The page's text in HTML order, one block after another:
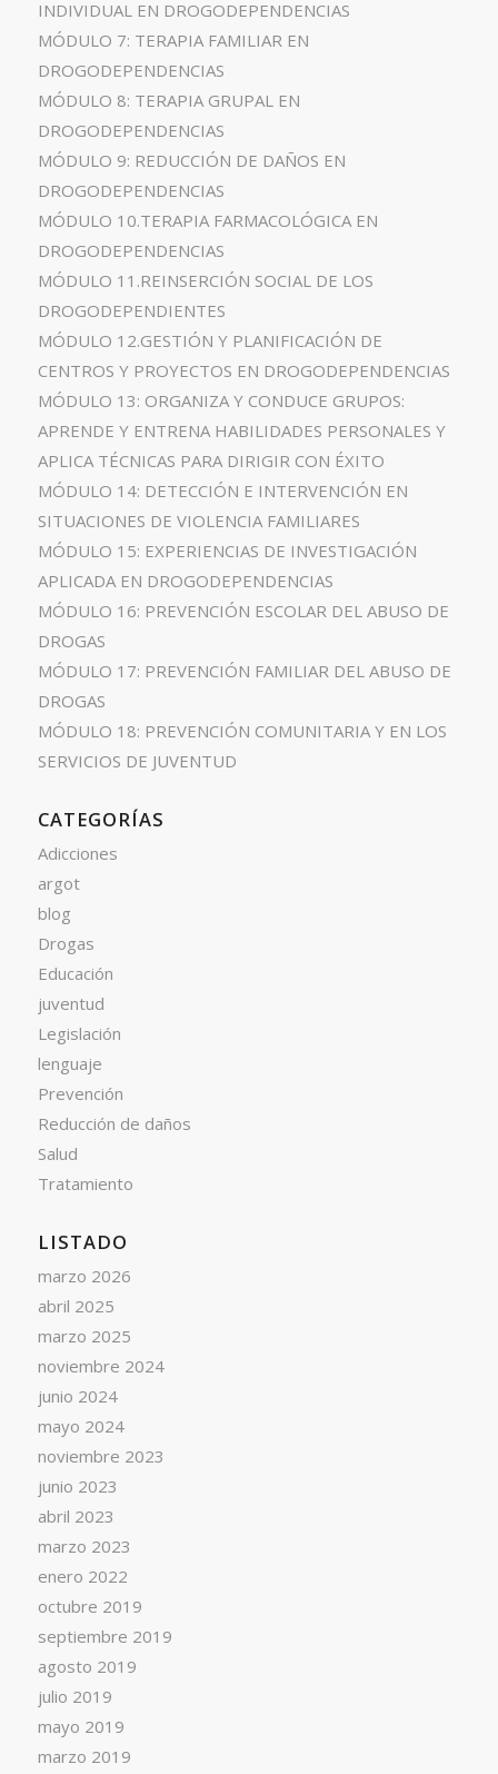
INDIVIDUAL EN DROGODEPENDENCIAS
MÓDULO 7: TERAPIA FAMILIAR EN
DROGODEPENDENCIAS
MÓDULO 8: TERAPIA GRUPAL EN
DROGODEPENDENCIAS
MÓDULO 9: REDUCCIÓN DE DAÑOS EN
DROGODEPENDENCIAS
MÓDULO 10.TERAPIA FARMACOLÓGICA EN
DROGODEPENDENCIAS
MÓDULO 11.REINSERCIÓN SOCIAL DE LOS
DROGODEPENDIENTES
MÓDULO 12.GESTIÓN Y PLANIFICACIÓN DE
CENTROS Y PROYECTOS EN DROGODEPENDENCIAS
MÓDULO 13: ORGANIZA Y CONDUCE GRUPOS:
APRENDE Y ENTRENA HABILIDADES PERSONALES Y
APLICA TÉCNICAS PARA DIRIGIR CON ÉXITO
MÓDULO 14: DETECCIÓN E INTERVENCIÓN EN
SITUACIONES DE VIOLENCIA FAMILIARES
MÓDULO 15: EXPERIENCIAS DE INVESTIGACIÓN
APLICADA EN DROGODEPENDENCIAS
MÓDULO 16: PREVENCIÓN ESCOLAR DEL ABUSO DE
DROGAS
MÓDULO 17: PREVENCIÓN FAMILIAR DEL ABUSO DE
DROGAS
MÓDULO 18: PREVENCIÓN COMUNITARIA Y EN LOS
SERVICIOS DE JUVENTUD
CATEGORÍAS
Adicciones
argot
blog
Drogas
Educación
juventud
Legislación
lenguaje
Prevención
Reducción de daños
Salud
Tratamiento
LISTADO
marzo 2026
abril 2025
marzo 2025
noviembre 2024
junio 2024
mayo 2024
noviembre 2023
junio 2023
abril 2023
marzo 2023
enero 2022
octubre 2019
septiembre 2019
agosto 2019
julio 2019
mayo 2019
marzo 2019